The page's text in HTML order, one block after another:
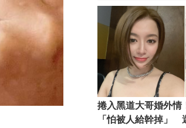
捲入黑道大哥婚外情
「怕被人給幹掉」